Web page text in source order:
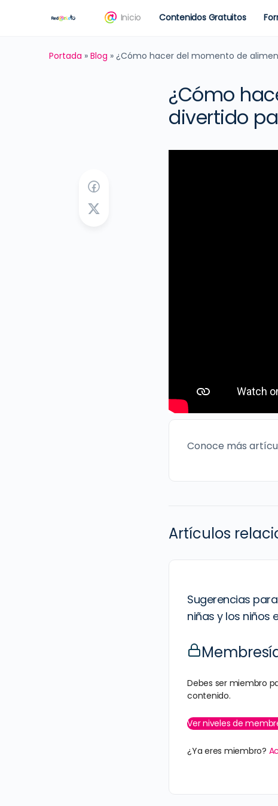
Inicio Contenidos Gratuitos
Portada » Blog » ¿Cómo hacer del momento de
¿Cómo
divertido
Conoce más
Artículos
Sugerencias
niñas y los niños
Debes ser miembro
contenido.
Ver niveles de
¿Ya eres miembro?